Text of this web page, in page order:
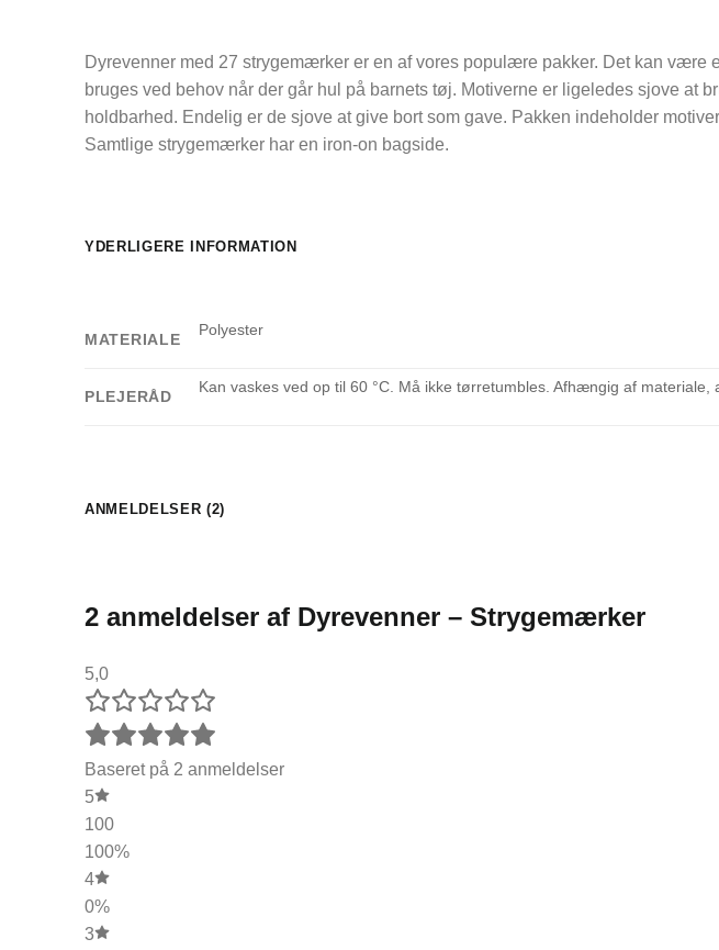
Dyrevenner med 27 strygemærker er en af vores populære pakker. Det kan
bruges ved behov når der går hul på barnets tøj. Motiverne er ligeledes sjove
holdbarhed. Endelig er de sjove at give bort som gave. Pakken indeholder
Samtlige strygemærker har en iron-on bagside.
YDERLIGERE INFORMATION
MATERIALE
Polyester
PLEJERÅD
Kan vaskes ved op til 60 °C. Må ikke tørretumbles. Afhængig af
ANMELDELSER (2)
2 anmeldelser af Dyrevenner – Strygemærker
5,0
Baseret på 2 anmeldelser
5
100
100%
4
0%
3